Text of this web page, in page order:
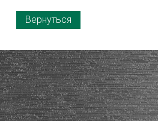
Вернуться